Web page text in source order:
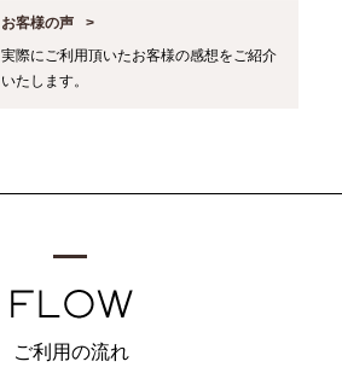
お客様の声
実際にご利用頂いたお客様の感想をご紹介
いたします。
ご利用の流れ